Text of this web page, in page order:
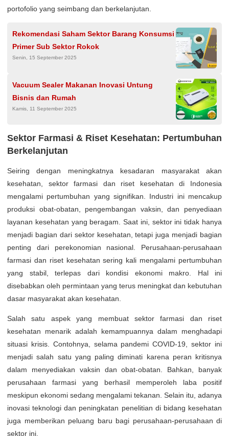
portofolio yang seimbang dan berkelanjutan.
Rekomendasi Saham Sektor Barang Konsumsi
Primer Sub Sektor Rokok
Senin, 15 September 2025
Vacuum Sealer Makanan Inovasi Untung
Bisnis dan Rumah
Kamis, 11 September 2025
Sektor Farmasi & Riset Kesehatan: Pertumbuhan
Berkelanjutan
Seiring dengan meningkatnya kesadaran masyarakat akan
kesehatan, sektor farmasi dan riset kesehatan di Indonesia
mengalami pertumbuhan yang signifikan. Industri ini mencakup
produksi obat-obatan, pengembangan vaksin, dan penyediaan
layanan kesehatan yang beragam. Saat ini, sektor ini tidak hanya
menjadi bagian dari sektor kesehatan, tetapi juga menjadi bagian
penting dari perekonomian nasional. Perusahaan-perusahaan
farmasi dan riset kesehatan sering kali mengalami pertumbuhan
yang stabil, terlepas dari kondisi ekonomi makro. Hal ini
disebabkan oleh permintaan yang terus meningkat dan kebutuhan
dasar masyarakat akan kesehatan.
Salah satu aspek yang membuat sektor farmasi dan riset
kesehatan menarik adalah kemampuannya dalam menghadapi
situasi krisis. Contohnya, selama pandemi COVID-19, sektor ini
menjadi salah satu yang paling diminati karena peran kritisnya
dalam menyediakan vaksin dan obat-obatan. Bahkan, banyak
perusahaan farmasi yang berhasil memperoleh laba positif
meskipun ekonomi sedang mengalami tekanan. Selain itu, adanya
inovasi teknologi dan peningkatan penelitian di bidang kesehatan
juga memberikan peluang baru bagi perusahaan-perusahaan di
sektor ini.